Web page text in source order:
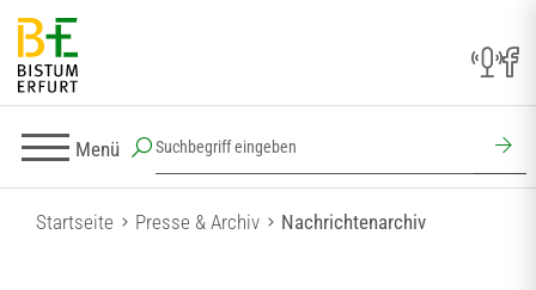
Menü
Startseite Presse & Archiv Nachrichtenarchiv